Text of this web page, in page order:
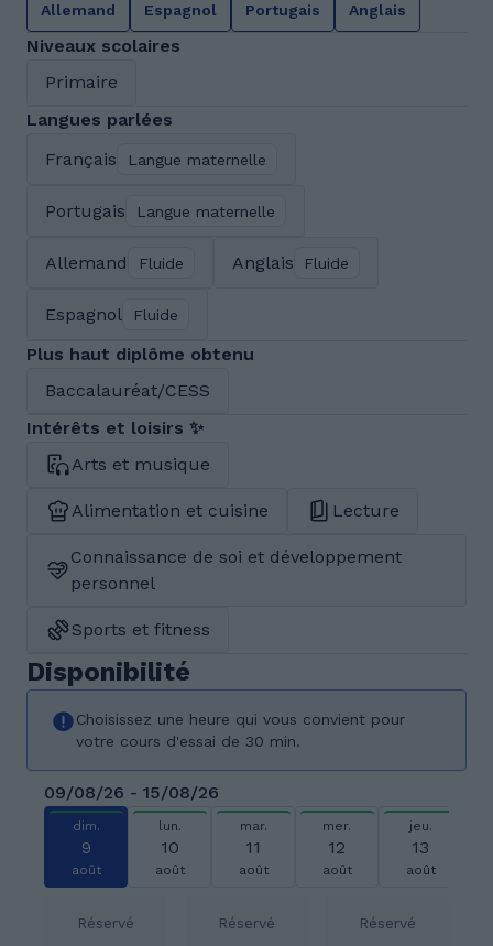
Allemand Espagnol Portugais Anglais
Niveaux scolaires
Primaire
Langues parlées
Français
Langue maternelle
Portugais Langue maternelle
Allemand Fluide Anglais Fluide
Espagnol Fluide
Plus haut diplôme obtenu
Baccalauréat/CESS
Intérêts et loisirs ✨
Arts et musique
Alimentation et cuisine Lecture
Connaissance de soi et développement
personnel
Sports et fitness
Disponibilité
Choisissez une heure qui vous convient pour
votre cours d'essai de 30 min.
09/08/26 - 15/08/26
dim.
9
août
lun.
10
août
mar.
11
août
mer.
12
août
jeu.
13
août
Réservé Réservé Réservé